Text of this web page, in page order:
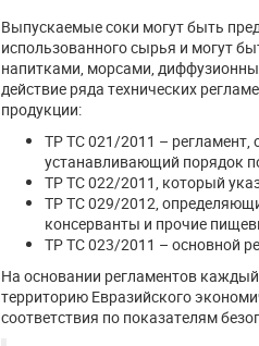
Выпускаемые соки могут быть
использованного сырья и могут
напитками, морсами,
действие ряда технических
продукции:
ТР ТС 021/2011 – регламент,
устанавливающий порядок
ТР ТС 022/2011, который
ТР ТС 029/2012,
консерванты и прочие
ТР ТС 023/2011 – основной
На основании регламентов
территорию Евразийского
соответствия по показателям